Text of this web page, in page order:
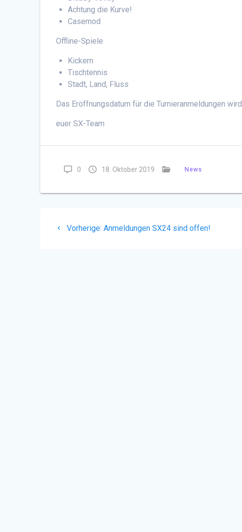
Achtung die Kurve!
Casemod
Offline-Spiele
Kickern
Tischtennis
Stadt, Land, Fluss
Das Eröffnungsdatum für die Turnieranmeldungen
euer SX-Team
0 18. Oktober 2019 News
Beitragsnavigation
Vorherige: Vorheriger
Anmeldungen SX24 sind offen!